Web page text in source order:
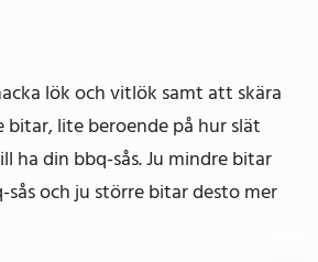
lök och vitlök samt att skära
bitar, lite beroende på hur slät
ha din bbq-sås. Ju mindre bitar
och ju större bitar desto mer